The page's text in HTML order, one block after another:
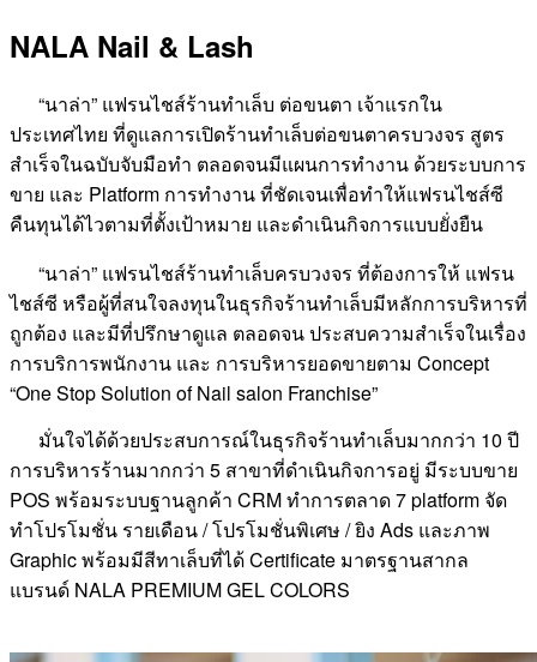
NALA Nail & Lash
“นาล่า” แฟรนไชส์ร้านทำเล็บ ต่อขนตา เจ้าแรกใน
ประเทศไทย ที่ดูแลการเปิดร้านทำเล็บต่อขนตาครบวงจร สูตร
สำเร็จในฉบับจับมือทำ ตลอดจนมีแผนการทำงาน ด้วยระบบการ
ขาย และ Platform การทำงาน ที่ชัดเจนเพื่อทำให้แฟรนไชส์ซี
คืนทุนได้ไวตามที่ตั้งเป้าหมาย และดำเนินกิจการแบบยั่งยืน
“นาล่า” แฟรนไชส์ร้านทำเล็บครบวงจร ที่ต้องการให้ แฟรน
ไชส์ซี หรือผู้ที่สนใจลงทุนในธุรกิจร้านทำเล็บมีหลักการบริหารที่
ถูกต้อง และมีที่ปรึกษาดูแล ตลอดจน ประสบความสำเร็จในเรื่อง
การบริการพนักงาน และ การบริหารยอดขายตาม Concept
“One Stop Solution of Nail salon Franchise”
มั่นใจได้ด้วยประสบการณ์ในธุรกิจร้านทำเล็บมากกว่า 10 ปี
การบริหารร้านมากกว่า 5 สาขาที่ดำเนินกิจการอยู่ มีระบบขาย
POS พร้อมระบบฐานลูกค้า CRM ทำการตลาด 7 platform จัด
ทำโปรโมชั่น รายเดือน / โปรโมชั่นพิเศษ / ยิง Ads และภาพ
Graphic พร้อมมีสีทาเล็บที่ได้ Certificate มาตรฐานสากล
แบรนด์ NALA PREMIUM GEL COLORS